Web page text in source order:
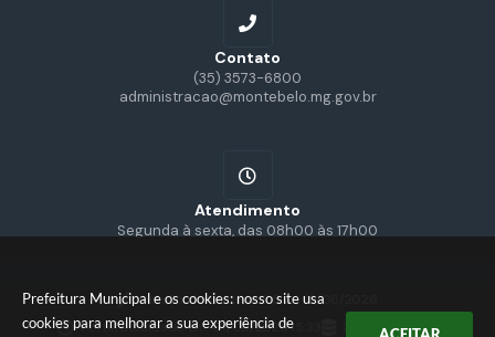
Prefeitura Municipal e os cookies: nosso site usa
cookies para melhorar a sua experiência de
Contato
(35) 3573-6800
administracao@montebelo.mg.gov.br
Atendimento
Segunda à sexta, das 08h00 às 17h00
Versão do Sistema:3.5.3 - 19/06/2026
Portal atualizado em:07/08/2026 15:33 Dados Abertos